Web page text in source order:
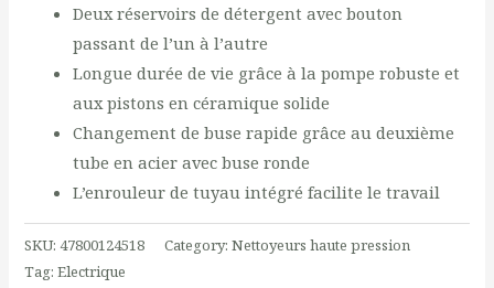
Deux réservoirs de détergent avec bouton
passant de l’un à l’autre
Longue durée de vie grâce à la pompe robuste et
aux pistons en céramique solide
Changement de buse rapide grâce au deuxième
tube en acier avec buse ronde
L’enrouleur de tuyau intégré facilite le travail
SKU:47800124518 Category:Nettoyeurs haute pression
Tag:Electrique